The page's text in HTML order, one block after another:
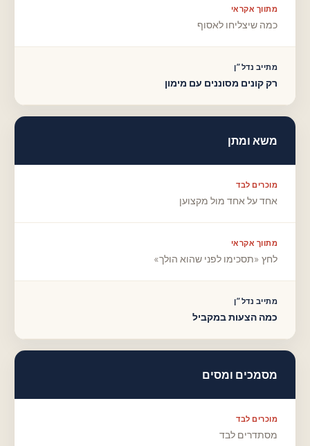
מתווך אקראי
כמה שיצליחו לאסוף
מתייב נדל״ן
רק קונים מסוננים עם מימון
משא ומתן
מוכרים לבד
אחד על אחד מול מקצוען
מתווך אקראי
לחץ «תסכימו לפני שהוא הולך»
מתייב נדל״ן
כמה הצעות במקביל
מסמכים ומסים
מוכרים לבד
מסתדרים לבד